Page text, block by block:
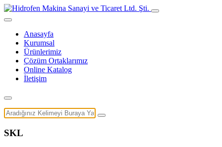
Anasayfa
Kurumsal
Ürünlerimiz
Çözüm Ortaklarımız
Online Katalog
İletişim
SKL